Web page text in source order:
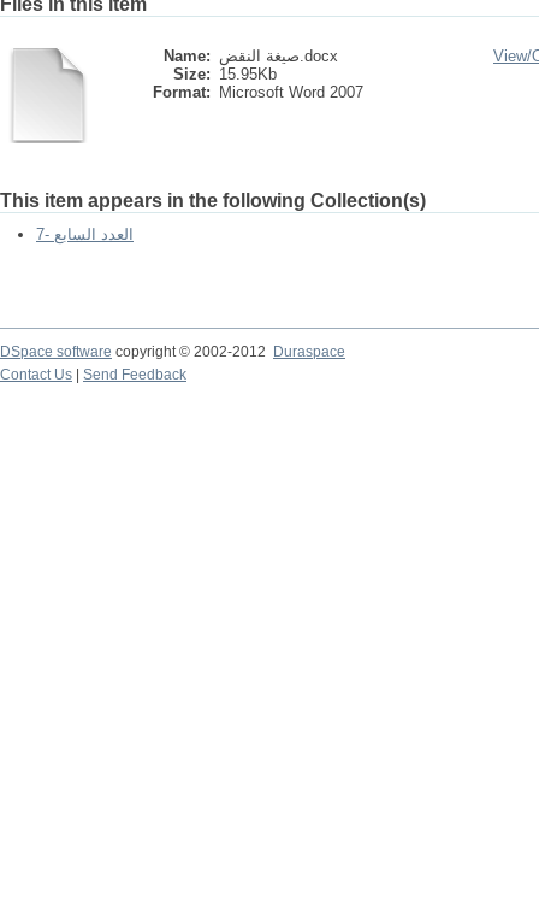
Files in this item
Name:
صيغة النقض.docx
Size: 15.95Kb
Format:
Microsoft Word 2007
View/
This item appears in the following Collection(s)
7- العدد السابع
DSpace software copyright © 2002-2012
Duraspace
Contact Us
Send Feedback